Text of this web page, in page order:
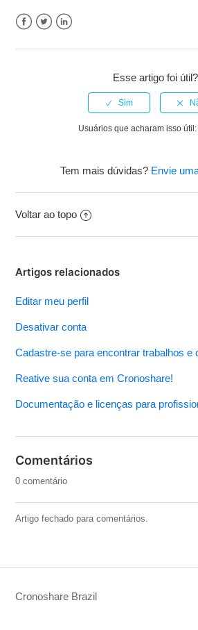
Esse artigo foi útil?
Usuários que acharam isso
Tem mais dúvidas? Envie
Voltar ao topo
Artigos relacionados
Editar meu perfil
Desativar conta
Cadastre-se para encontrar trabalhos e
Reative sua conta em Cronoshare!
Documentação e licenças para
Comentários
0 comentário
Artigo fechado para comentários.
Cronoshare Brazil